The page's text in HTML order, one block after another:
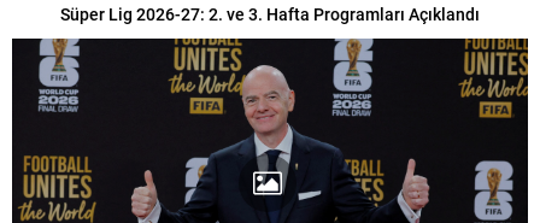
Süper Lig 2026-27: 2. ve 3. Hafta Programları Açıklandı